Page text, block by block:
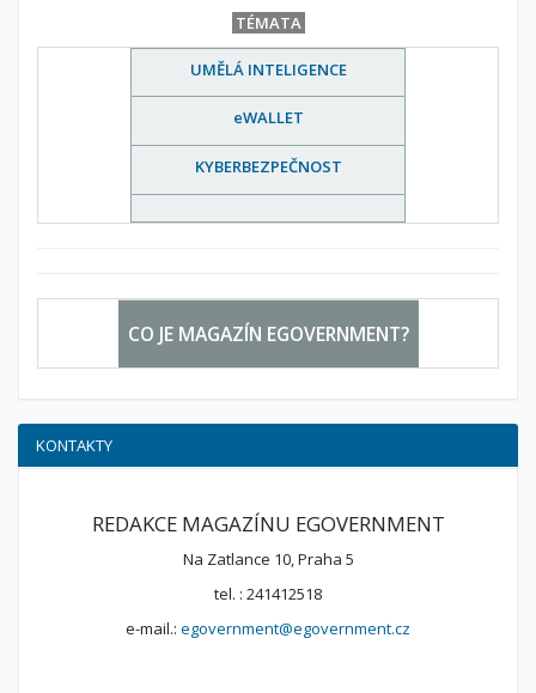
TÉMATA
UMĚLÁ INTELIGENCE
eWALLET
KYBERBEZPEČNOST
CO JE MAGAZÍN EGOVERNMENT?
KONTAKTY
REDAKCE MAGAZÍNU EGOVERNMENT
Na Zatlance 10, Praha 5
tel. : 241412518
e-mail.: egovernment@egovernment.cz